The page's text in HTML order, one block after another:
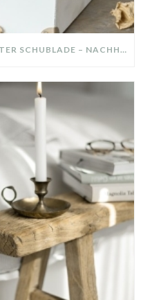
DIY-DEKO-TABLETT AUS ALTER SCHUBLADE – NACHHALTIGE HERBSTDEKO SELBER MACHEN!